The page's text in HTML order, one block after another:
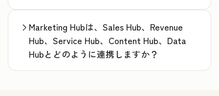
Marketing Hubは、Sales Hub、Revenue
Hub、Service Hub、Content Hub、Data
Hubとどのように連携しますか？